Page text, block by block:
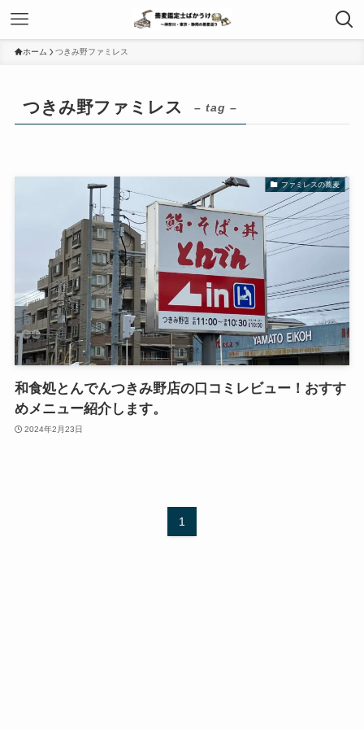
ホーム つきみ野ファミレス
つきみ野ファミレス – tag –
ファミレスの蕎麦
和食処とんでんつきみ野店の口コミレビュー！おすす
めメニュー紹介します。
2024年2月23日
1